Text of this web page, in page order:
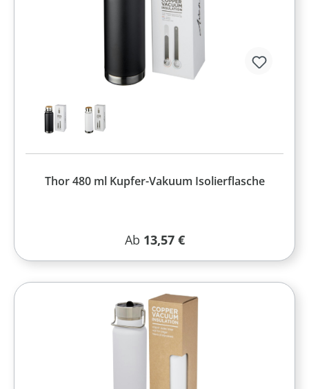
Thor 480 ml Kupfer-Vakuum Isolierflasche
Regulärer Preis:
Ab 13,57 €